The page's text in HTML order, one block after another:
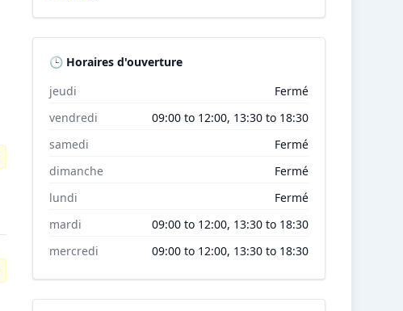
🕒 Horaires d'ouverture
jeudi
Fermé
vendredi
09:00 to 12:00, 13:30 to 18:30
samedi
Fermé
dimanche
Fermé
lundi
Fermé
mardi
09:00 to 12:00, 13:30 to 18:30
mercredi
09:00 to 12:00, 13:30 to 18:30